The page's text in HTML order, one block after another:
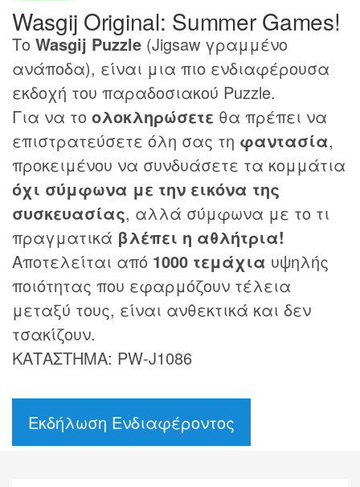
Wasgij Original: Summer Games!
Το Wasgij Puzzle (Jigsaw γραμμένο
ανάποδα), είναι μια πιο ενδιαφέρουσα
εκδοχή του παραδοσιακού Puzzle.
Για να το ολοκληρώσετε θα πρέπει να
επιστρατεύσετε όλη σας τη φαντασία,
προκειμένου να συνδυάσετε τα κομμάτια
όχι σύμφωνα με την εικόνα της
συσκευασίας, αλλά σύμφωνα με το τι
πραγματικά βλέπει η αθλήτρια!
Αποτελείται από 1000 τεμάχια υψηλής
ποιότητας που εφαρμόζουν τέλεια
μεταξύ τους, είναι ανθεκτικά και δεν
τσακίζουν.
ΚΑΤΑΣΤΗΜΑ: PW-J1086
Εκδήλωση Ενδιαφέροντος